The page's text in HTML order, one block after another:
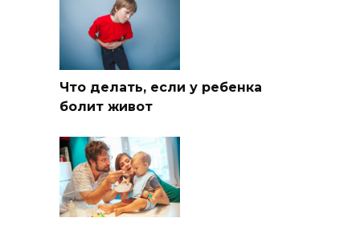
Что делать, если у ребенка
болит живот